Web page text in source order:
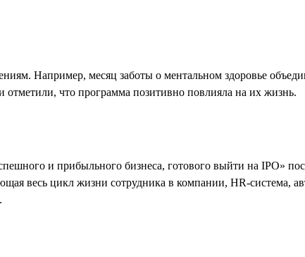
Например, месяц заботы о ментальном здоровье
отметили, что программа позитивно повлияла на их жизнь.
и прибыльного бизнеса, готового выйти на IPO»
весь цикл жизни сотрудника в компании, HR-система,